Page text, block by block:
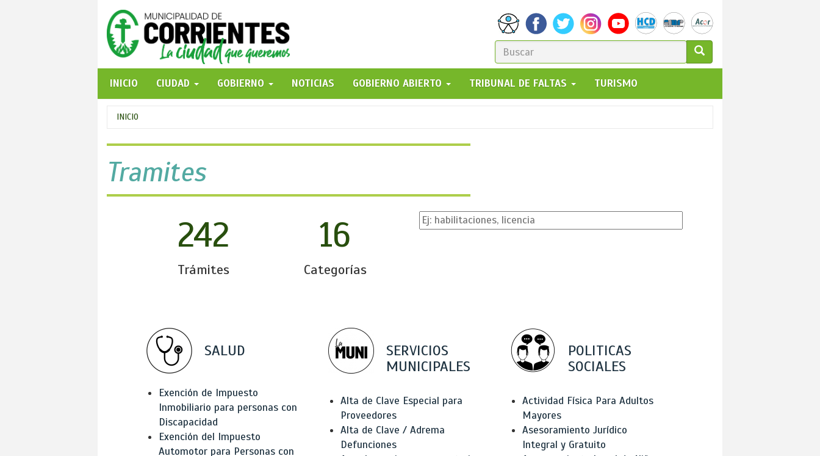
FORMULARIO
DE
BÚSQUEDA
GO!
INICIO
CIUDAD GOBIERNO NOTICIAS GOBIERNO ABIERTO TRIBUNAL DE FALTAS TURISMO
Se
encuentra
usted
aquí
INICIO
Tramites
242
Trámites
16
Categorías
SALUD
Exención de Impuesto
Inmobiliario para personas con
Discapacidad
Exención del Impuesto
Automotor para Personas con
SERVICIOS
MUNICIPALES
Alta de Clave Especial para
Proveedores
Alta de Clave / Adrema
Defunciones
POLITICAS
SOCIALES
Actividad Física Para Adultos
Mayores
Asesoramiento Jurídico
Integral y Gratuito